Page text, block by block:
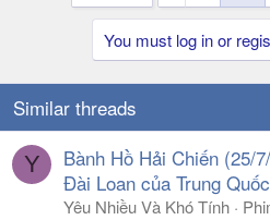
You must log in or
Similar threads
Y
Bành Hồ Hải Chiến (25/
Đài Loan của Trung Quốc
Yêu Nhiều Và Khó Tính